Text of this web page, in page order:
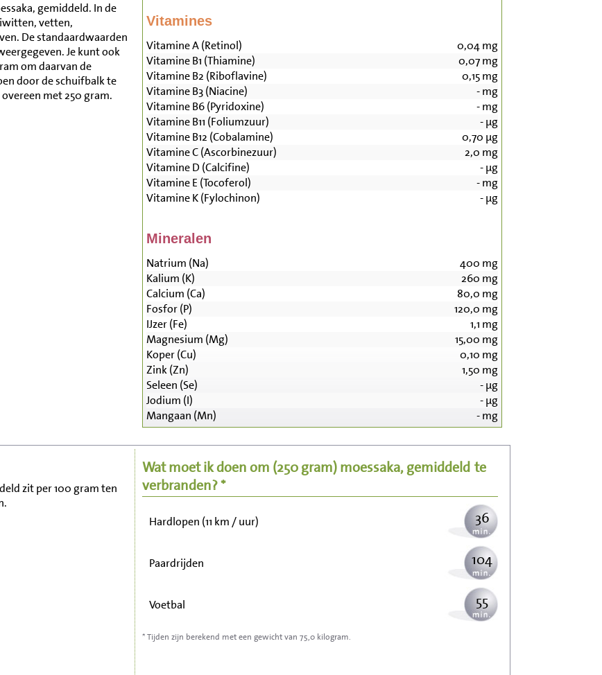
gemiddeld. In de
vetten,
De standaardwaarden
Je kunt ook
om daarvan de
door de schuifbalk te
met 250 gram.
Vitamines
Vitamine A (Retinol) 0,04mg
Vitamine B1 (Thiamine)
0,07mg
Vitamine B2 (Riboflavine)
0,15mg
Vitamine B3 (Niacine)
-mg
Vitamine B6 (Pyridoxine)
-mg
Vitamine B11 (Foliumzuur)
-µg
Vitamine B12 (Cobalamine)
0,70 µg
Vitamine C (Ascorbinezuur)
2,0 mg
Vitamine D (Calcifine)
-µg
Vitamine E (Tocoferol)
-mg
Vitamine K (Fylochinon)
-µg
Mineralen
Natrium (Na) 400 mg
Kalium (K)
260 mg
Calcium (Ca)
80,0 mg
Fosfor (P)
120,0 mg
IJzer (Fe)
1,1 mg
Magnesium (Mg)
15,00 mg
Koper (Cu)
0,10 mg
Zink (Zn)
1,50 mg
Seleen (Se)
-µg
Jodium (I)
-µg
Mangaan (Mn)
-mg
zit per 100 gram ten
Wat moet ik doen om (250 gram)moessaka, gemiddeld te
verbranden? *
Zitten, tv kijken 378
Wandelen (5 km/uur) 92
Hardlopen (11 km / uur) 36
Paardrijden 104
Voetbal 55
Stofzuigen
* Tijden zijn berekend met een gewicht van 75,0 kilogram.